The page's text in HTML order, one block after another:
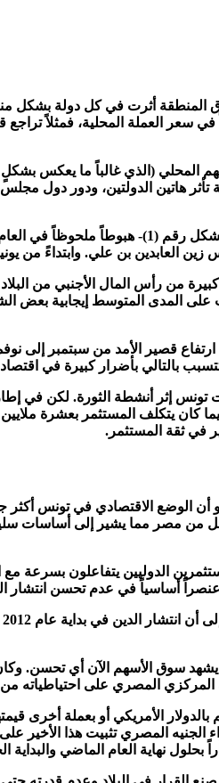
المنطقة أثرت في كل دولة بشكل
الدول تراجعاً حاداً في سعر العملة
في عام 2011 من خلال النظر إلى تحركات سوق الأسهم المحلي
هاتين الدولتين، ودور دول مجلس
مع بداية الثورة في تونس في أواخر ديسمبر 2010 وامتدادها في العام
بن علي. وابتداءً من
من رأس المال الأجنبي من البلاد
النقد الدولي، لكن التوقعات على المدى
ارتفاع قصير الأمد من سبتمبر
بالتالي بأضرار كبيرة في
إثر أنشطة الثورة. لكن في إطار
في ثقة المستثمر.
أن الوضع الاقتصادي في تونس
من مصر مما يشير إلى أساسات
الدوليين يتفاعلون بسرعة مع
عنصراً أساسياً في عدم تحسن انتشار
سوق الأسهم الآن أي تحسن.
الأمريكي أو بعملة أخرى
الجنيه المصري تثبيت هذا الأخير